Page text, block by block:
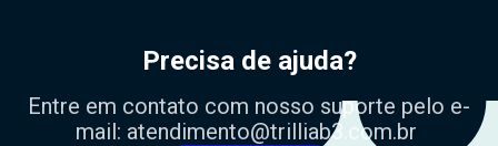
Precisa de ajuda?
Entre em contato com nosso suporte pelo e-
mail: atendimento@trilliab3.com.br